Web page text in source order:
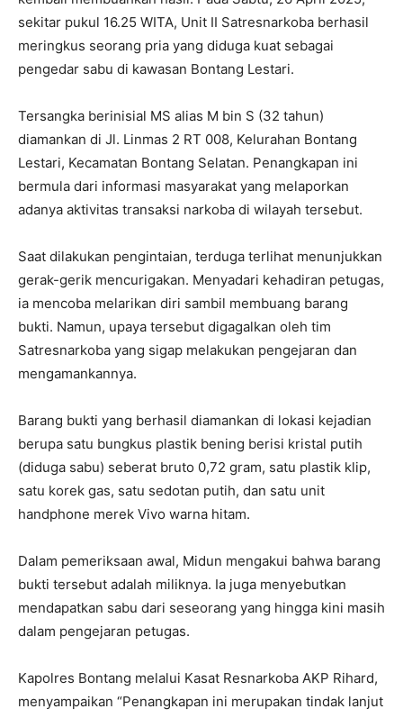
sekitar pukul 16.25 WITA, Unit II Satresnarkoba berhasil
meringkus seorang pria yang diduga kuat sebagai
pengedar sabu di kawasan Bontang Lestari.
Tersangka berinisial MS alias M bin S (32 tahun)
diamankan di Jl. Linmas 2 RT 008, Kelurahan Bontang
Lestari, Kecamatan Bontang Selatan. Penangkapan ini
bermula dari informasi masyarakat yang melaporkan
adanya aktivitas transaksi narkoba di wilayah tersebut.
Saat dilakukan pengintaian, terduga terlihat menunjukkan
gerak-gerik mencurigakan. Menyadari kehadiran petugas,
ia mencoba melarikan diri sambil membuang barang
bukti. Namun, upaya tersebut digagalkan oleh tim
Satresnarkoba yang sigap melakukan pengejaran dan
mengamankannya.
Barang bukti yang berhasil diamankan di lokasi kejadian
berupa satu bungkus plastik bening berisi kristal putih
(diduga sabu) seberat bruto 0,72 gram, satu plastik klip,
satu korek gas, satu sedotan putih, dan satu unit
handphone merek Vivo warna hitam.
Dalam pemeriksaan awal, Midun mengakui bahwa barang
bukti tersebut adalah miliknya. Ia juga menyebutkan
mendapatkan sabu dari seseorang yang hingga kini masih
dalam pengejaran petugas.
Kapolres Bontang melalui Kasat Resnarkoba AKP Rihard,
menyampaikan “Penangkapan ini merupakan tindak lanjut